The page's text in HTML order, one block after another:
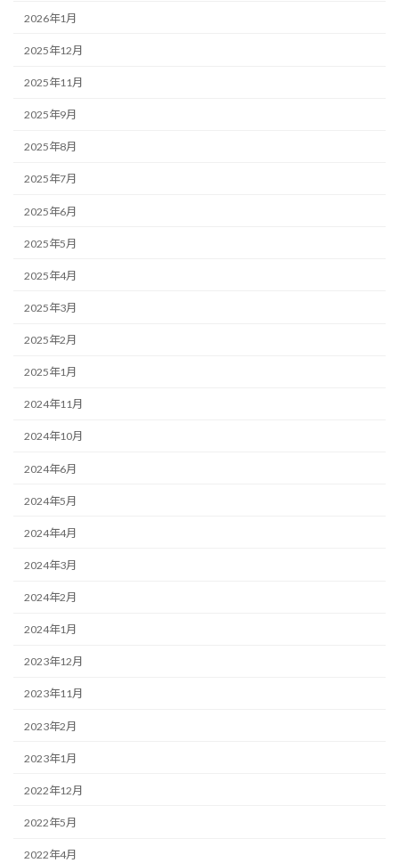
2026年1月
2025年12月
2025年11月
2025年9月
2025年8月
2025年7月
2025年6月
2025年5月
2025年4月
2025年3月
2025年2月
2025年1月
2024年11月
2024年10月
2024年6月
2024年5月
2024年4月
2024年3月
2024年2月
2024年1月
2023年12月
2023年11月
2023年2月
2023年1月
2022年12月
2022年5月
2022年4月